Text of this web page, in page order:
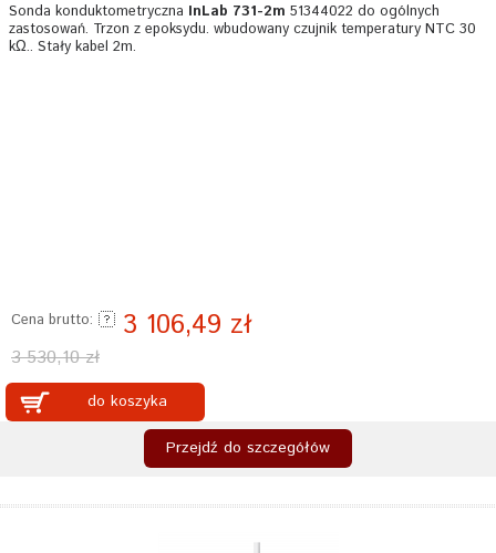
Sonda konduktometryczna InLab 731-2m 51344022 do ogólnych
zastosowań. Trzon z epoksydu. wbudowany czujnik temperatury NTC 30
kΩ.. Stały kabel 2m.
Cena brutto: 3 106,49 zł
3 530,10 zł
do koszyka
Przejdź do szczegółów